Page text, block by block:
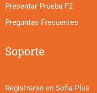
Presentar Prueba F2
Preguntas Frecuentes
Soporte
Registrarse en Sofia Plus